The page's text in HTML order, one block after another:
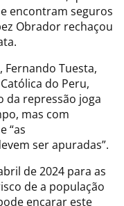
encontram seguros
Obrador rechaçou
Fernando Tuesta,
do Peru,
da repressão joga
mas com
“as
ser apuradas”.
de 2024 para as
de a população
encarar este